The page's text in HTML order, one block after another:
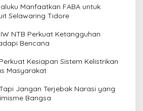
Manfaatkan FABA untuk
Selawaring Tidore
NTB Perkuat Ketangguhan
Bencana
Kesiapan Sistem Kelistrikan
Masyarakat
Jangan Terjebak Narasi yang
Bangsa